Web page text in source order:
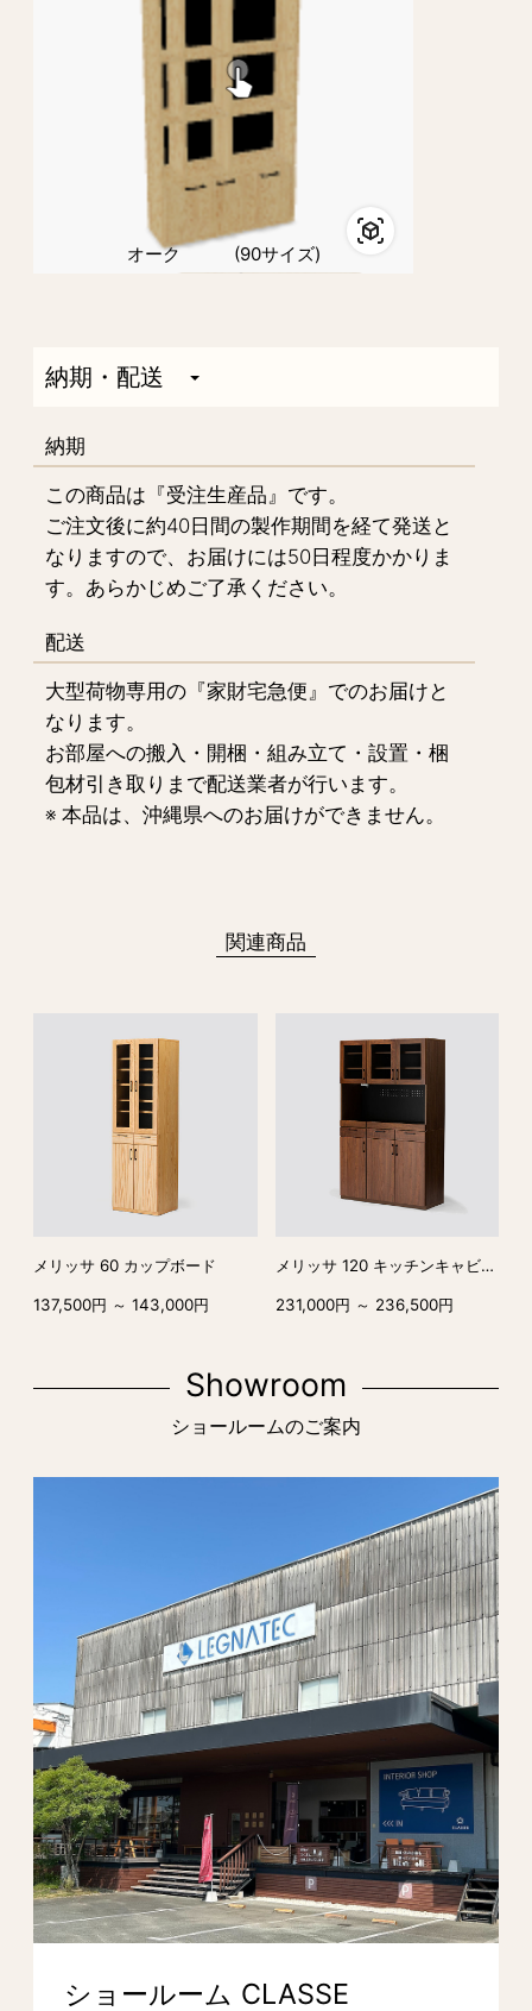
オーク (90サイズ)
納期・配送
納期
この商品は『受注生産品』です。
ご注文後に約40日間の製作期間を経て発送と
なりますので、お届けには50日程度かかりま
す。あらかじめご了承ください。
配送
大型荷物専用の『家財宅急便』でのお届けと
なります。
お部屋への搬入・開梱・組み立て・設置・梱
包材引き取りまで配送業者が行います。
※ 本品は、沖縄県へのお届けができません。
関連商品
メリッサ 60 カップボード
137,500円 ～ 143,000円
メリッサ 120 キッチンキャビネット
231,000円 ～ 236,500円
Showroom
ショールームのご案内
ショールーム CLASSE